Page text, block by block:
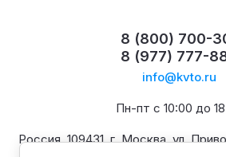
8 (800) 700-
8 (977) 777-
info@kvto.ru
Пн-пт с 10:00 до
Россия, 109431, г. Москва, ул.